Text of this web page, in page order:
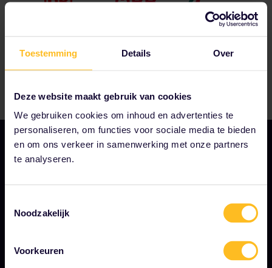
Toestemming Details Over
Deze website maakt gebruik van cookies
We gebruiken cookies om inhoud en advertenties te
personaliseren, om functies voor sociale media te bieden
en om ons verkeer in samenwerking met onze partners
te analyseren.
Noodzakelijk
Voorkeuren
Persruimte